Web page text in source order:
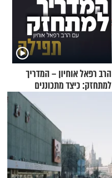
הרב רפאל אוחיון – המדריך
למתחזק: כיצד מתכוננים